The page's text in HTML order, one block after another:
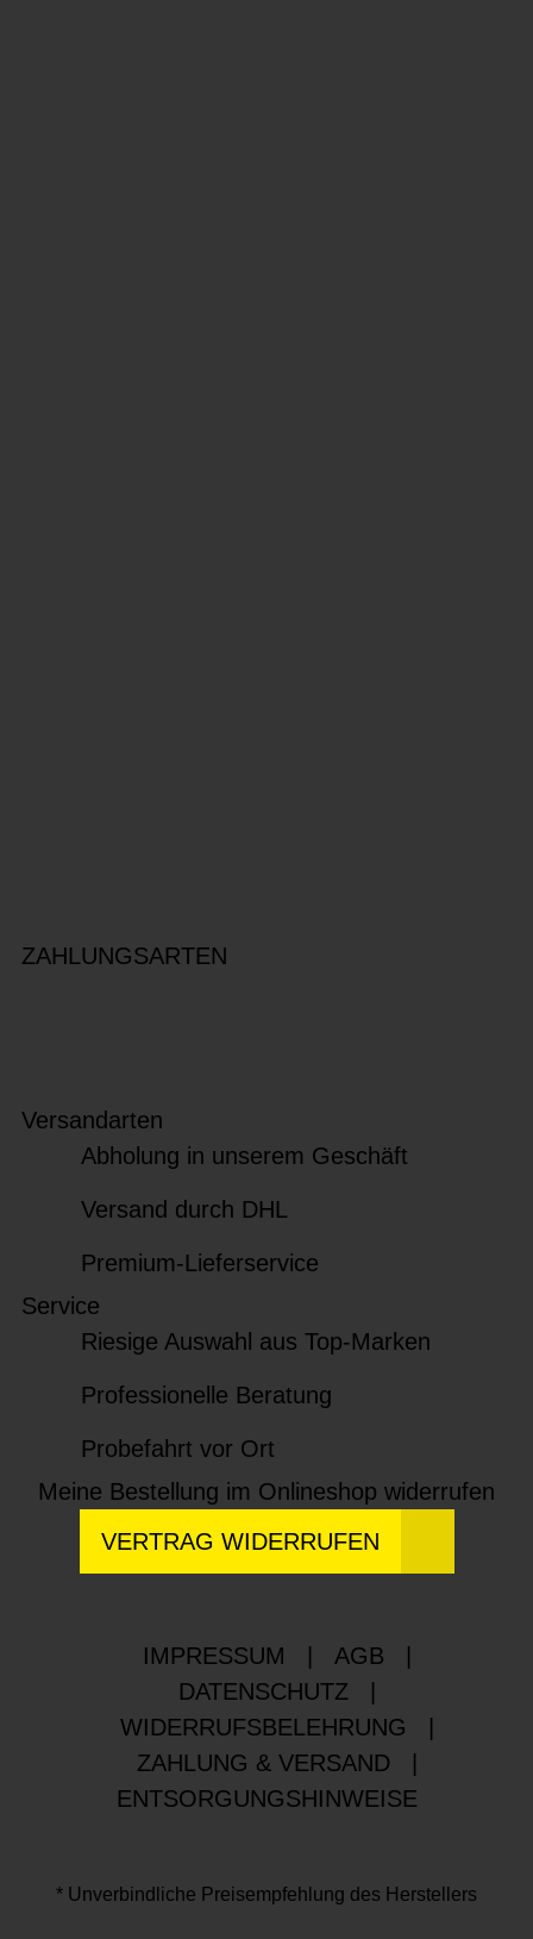
ZAHLUNGSARTEN
Versandarten
Abholung in unserem Geschäft
Versand durch DHL
Premium-Lieferservice
Service
Riesige Auswahl aus Top-Marken
Professionelle Beratung
Probefahrt vor Ort
Meine Bestellung im Onlineshop widerrufen
VERTRAG WIDERRUFEN
IMPRESSUM AGB
DATENSCHUTZ
WIDERRUFSBELEHRUNG
ZAHLUNG & VERSAND
ENTSORGUNGSHINWEISE
* Unverbindliche Preisempfehlung des Herstellers